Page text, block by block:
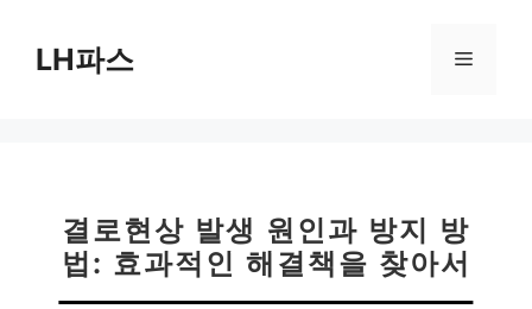
LH파스 메
결로현상 발생 원인과 방지 방
법: 효과적인 해결책을 찾아서